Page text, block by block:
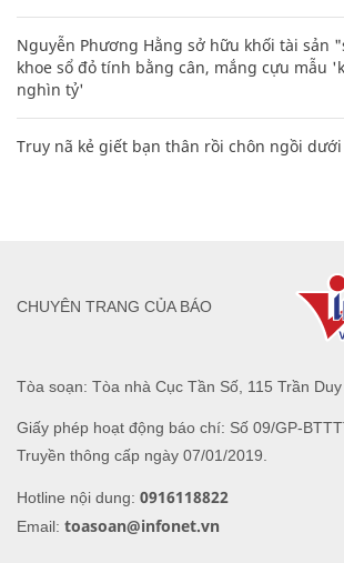
Nguyễn Phương Hằng sở hữu khối tài sản
khoe sổ đỏ tính bằng cân, mắng cựu mẫu
nghìn tỷ'
Truy nã kẻ giết bạn thân rồi chôn ngồi
Tòa soạn: Tòa nhà Cục Tần Số, 115 Trần
Giấy phép hoạt động báo chí: Số 09/GP-
Truyền thông cấp ngày 07/01/2019.
Hotline nội dung: 0916118822
Email: toasoan@infonet.vn
CHUYÊN TRANG CỦA BÁO